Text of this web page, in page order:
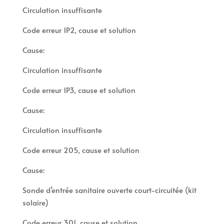
Circulation insuffisante
Code erreur 1P2, cause et solution
Cause:
Circulation insuffisante
Code erreur 1P3, cause et solution
Cause:
Circulation insuffisante
Code erreur 205, cause et solution
Cause:
Sonde d’entrée sanitaire ouverte court-circuitée (kit
solaire)